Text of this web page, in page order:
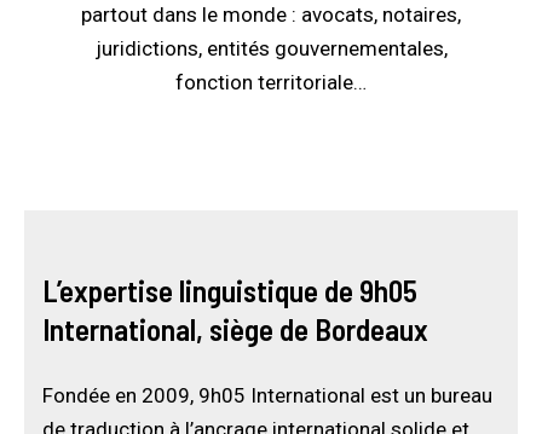
partout dans le monde : avocats, notaires,
juridictions, entités gouvernementales,
fonction territoriale…
L’expertise linguistique de 9h05
International, siège de Bordeaux
Fondée en 2009, 9h05 International est un bureau